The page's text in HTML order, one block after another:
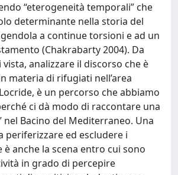
“eterogeneità temporali” che
determinante nella storia del
a continue torsioni e ad un
(Chakrabarty 2004). Da
analizzare il discorso che è
materia di rifugiati nell’area
è un percorso che abbiamo
ci dà modo di raccontare una
nel Bacino del Mediterraneo. Una
periferizzare ed escludere i
anche la scena entro cui sono
in grado di percepire